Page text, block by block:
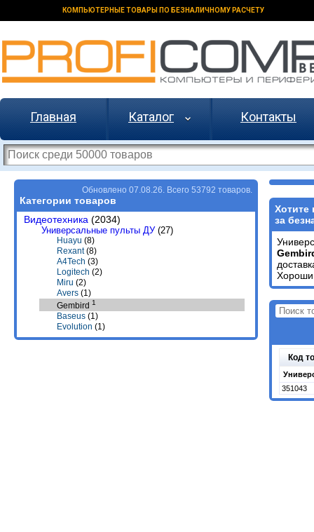
КОМПЬЮТЕРНЫЕ ТОВАРЫ ПО БЕЗНАЛИЧНОМУ РАСЧЕТУ
Главная Каталог Контакты
Обновлено 07.08.26. Всего 53792 товаров.
Категории товаров
Видеотехника (2034)
Универсальные пульты ДУ(27)
Huayu (8)
Rexant(8)
A4Tech (3)
Logitech (2)
Miru (2)
Avers (1)
Gembird 1
Baseus (1)
Evolution (1)
Хотите
за
Код
351043